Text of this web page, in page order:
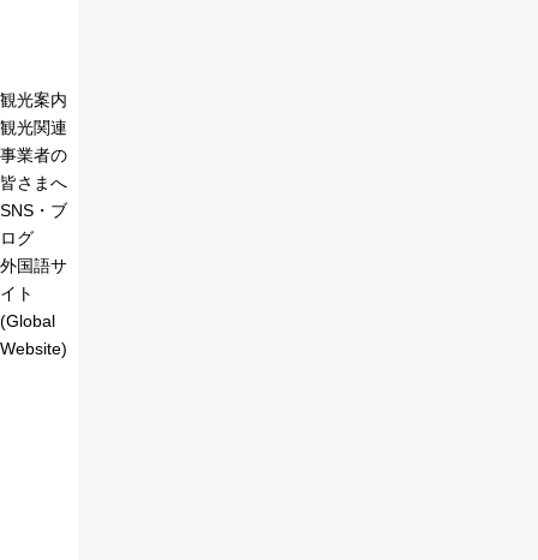
観光案内
観光関連
事業者の
皆さまへ
SNS・ブ
ログ
外国語サ
イト
(Global
Website)